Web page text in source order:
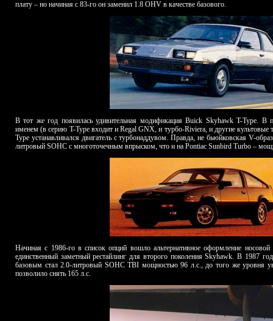
плату – но начиная с 83-го он заменил 1.8 OHV в качестве базового.
В тот же год появилась удивительная модификация Buick Skyhawk T-Type. В
именем (в серию T-Type входит иRegal GNX, и турбо-Riviera, и другие
Type устанавливался двигатель с турбонаддувом. Правда, не бьюйковская V-
литровый SOHC с многоточечным впрыском, что и на Pontiac Sunbird Turbo –
Начиная с 1986-го в список опций вошло альтернативное оформление
единственный заметный рестайлинг для второго поколения Skyhawk. В 1987
базовым стал 2.0-литровый SOHCTBI мощностью 96 л.с., до того же уровня
позволило снять 165 л.с.